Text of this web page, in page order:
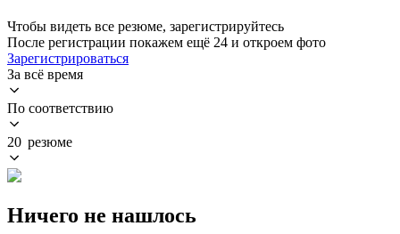
Чтобы видеть все резюме, зарегистрируйтесь
После регистрации покажем ещё 24 и откроем фото
Зарегистрироваться
За всё время
По соответствию
20 резюме
Ничего не нашлось